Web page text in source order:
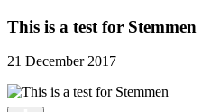
This is a test for Stemmen
21 December 2017